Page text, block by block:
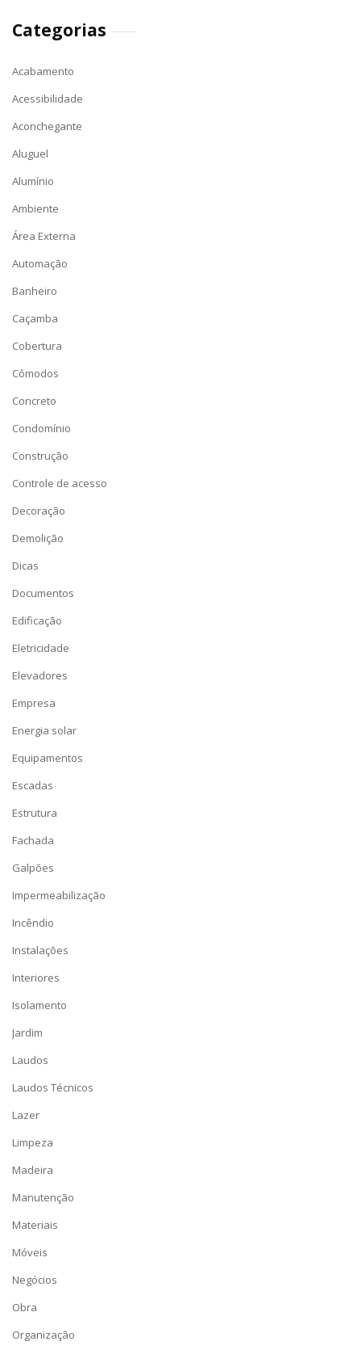
Categorias
Acabamento
Acessibilidade
Aconchegante
Aluguel
Alumínio
Ambiente
Área Externa
Automação
Banheiro
Caçamba
Cobertura
Cômodos
Concreto
Condomínio
Construção
Controle de acesso
Decoração
Demolição
Dicas
Documentos
Edificação
Eletricidade
Elevadores
Empresa
Energia solar
Equipamentos
Escadas
Estrutura
Fachada
Galpões
Impermeabilização
Incêndio
Instalações
Interiores
Isolamento
Jardim
Laudos
Laudos Técnicos
Lazer
Limpeza
Madeira
Manutenção
Materiais
Móveis
Negócios
Obra
Organização